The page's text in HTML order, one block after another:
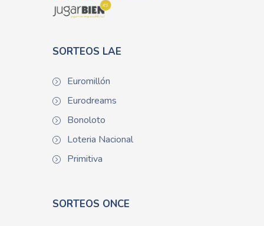
SORTEOS LAE
Euromillón
Eurodreams
Bonoloto
Loteria Nacional
Primitiva
SORTEOS ONCE